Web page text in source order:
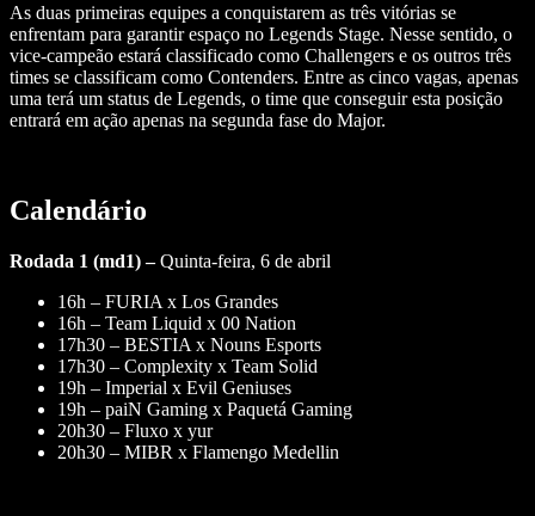
As duas primeiras equipes a conquistarem as três vitórias se
enfrentam para garantir espaço no Legends Stage. Nesse sentido, o
vice-campeão estará classificado como Challengers e os outros três
times se classificam como Contenders. Entre as cinco vagas, apenas
uma terá um status de Legends, o time que conseguir esta posição
entrará em ação apenas na segunda fase do Major.
Calendário
Rodada 1 (md1) –Quinta-feira, 6 de abril
16h – FURIA x Los Grandes
16h – Team Liquid x 00 Nation
17h30 – BESTIA x Nouns Esports
17h30 – Complexity x Team Solid
19h – Imperial x Evil Geniuses
19h – paiN Gaming x Paquetá Gaming
20h30 – Fluxo x yur
20h30 – MIBR x Flamengo Medellin